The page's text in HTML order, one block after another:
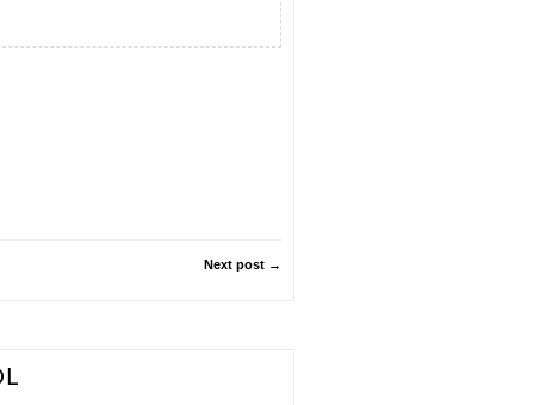
Next post →